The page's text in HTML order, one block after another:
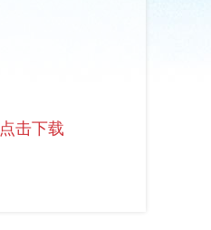
点击下载